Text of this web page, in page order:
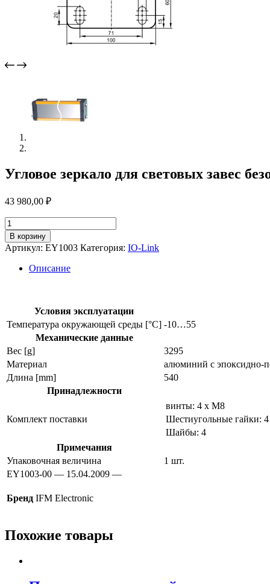
Угловое зеркало для световых завес
43 980,00 ₽
Количество
товара
Угловое
зеркало
световых
В корзину
Артикул: EY1003 Категория: IO-Link
Описание
Условия эксплуатации
Температура окружающей среды [°C] -10…55
Механические данные
Вес [g]
3295
Материал
алюминий с эпоксидно-
Длина [mm]
540
Принадлежности
Комплект поставки
винты: 4 x M8
Шестиугольные гайки:
Шайбы: 4
Примечания
Упаковочная величина
1 шт.
EY1003-00 — 15.04.2009 —
Бренд IFM Electronic
Похожие товары